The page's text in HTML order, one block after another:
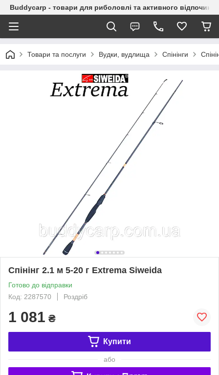
Buddycarp - товари для риболовлі та активного
Товари та послуги Вудки, вудлища Спінінги
Спінінг 2.1 м 5-20 г Extrema Siweida
Готово до відправки
Код: 2287570
Роздріб
1 081 ₴
Купити
або